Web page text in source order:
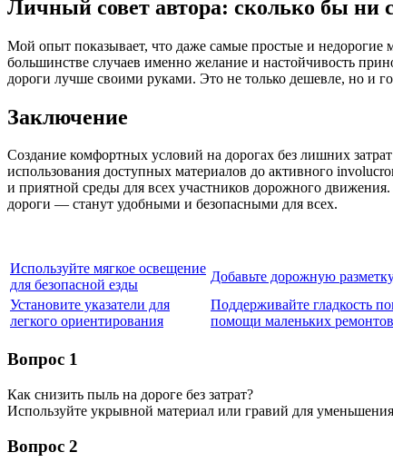
Личный совет автора: сколько бы ни
Мой опыт показывает, что даже самые простые и недорогие
большинстве случаев именно желание и настойчивость
дороги лучше своими руками. Это не только дешевле, но и
Заключение
Создание комфортных условий на дорогах без лишних
использования доступных материалов до активного
и приятной среды для всех участников дорожного
дороги — станут удобными и безопасными для всех.
Используйте мягкое освещение
для безопасной езды
Добавьте дорожную
Установите указатели для
легкого ориентирования
Поддерживайте гладкость
помощи маленьких ремонтов
Вопрос 1
Как снизить пыль на дороге без затрат?
Используйте укрывной материал или гравий для
Вопрос 2